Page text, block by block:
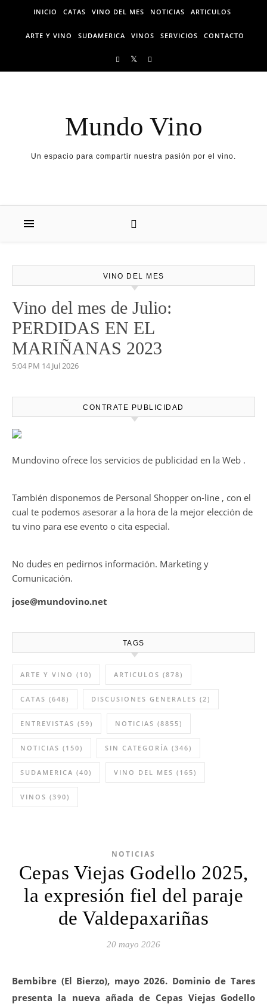
Skip to content
INICIO CATAS VINO DEL MES NOTICIAS ARTICULOS
ARTE Y VINO SUDAMERICA VINOS SERVICIOS CONTACTO
Mundo Vino
Un espacio para compartir nuestra pasión por el vino.
VINO DEL MES
Vino del mes de Julio:
PERDIDAS EN EL
MARIÑANAS 2023
5:04 PM 14 Jul 2026
CONTRATE PUBLICIDAD
Mundovino ofrece los servicios de publicidad en la Web .
También disponemos de Personal Shopper on-line , con el
cual te podemos asesorar a la hora de la mejor elección de
tu vino para ese evento o cita especial.
No dudes en pedirnos información. Marketing y
Comunicación.
jose@mundovino.net
TAGS
ARTE Y VINO (10) ARTICULOS (878)
CATAS (648) DISCUSIONES GENERALES (2)
ENTREVISTAS (59) NOTICIAS (8855)
NOTICIAS (150) SIN CATEGORÍA (346)
SUDAMERICA (40) VINO DEL MES (165)
VINOS (390)
NOTICIAS
Cepas Viejas Godello 2025,
la expresión fiel del paraje
de Valdepaxariñas
20 mayo 2026
Bembibre (El Bierzo), mayo 2026. Dominio de Tares
presenta la nueva añada de Cepas Viejas Godello